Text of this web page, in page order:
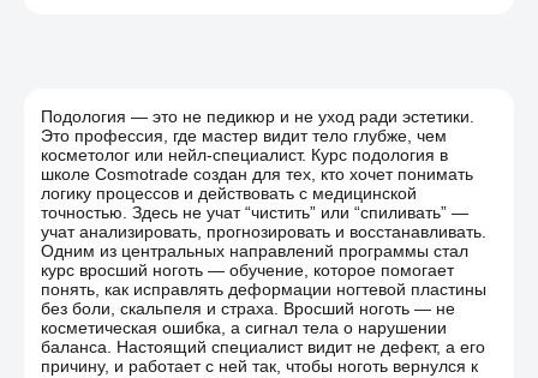
Подология — это не педикюр и не уход ради эстетики.
Это профессия, где мастер видит тело глубже, чем
косметолог или нейл-специалист. Курс подология в
школе Cosmotrade создан для тех, кто хочет понимать
логику процессов и действовать с медицинской
точностью. Здесь не учат “чистить” или “спиливать” —
учат анализировать, прогнозировать и восстанавливать.
Одним из центральных направлений программы стал
курс вросший ноготь — обучение, которое помогает
понять, как исправлять деформации ногтевой пластины
без боли, скальпеля и страха. Вросший ноготь — не
косметическая ошибка, а сигнал тела о нарушении
баланса. Настоящий специалист видит не дефект, а его
причину, и работает с ней так, чтобы ноготь вернулся к